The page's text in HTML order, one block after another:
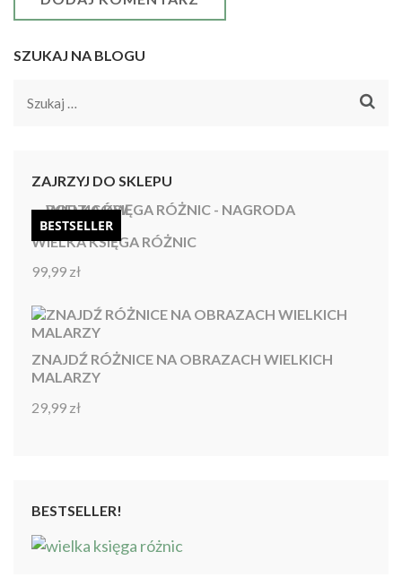
SZUKAJ NA BLOGU
Szukaj:
ZAJRZYJ DO SKLEPU
BESTSELLER
WIELKA KSIĘGA RÓŻNIC
Oceniono
99,99 zł
ZNAJDŹ RÓŻNICE NA OBRAZACH WIELKICH
MALARZY
Oceniono
29,99 zł
BESTSELLER!